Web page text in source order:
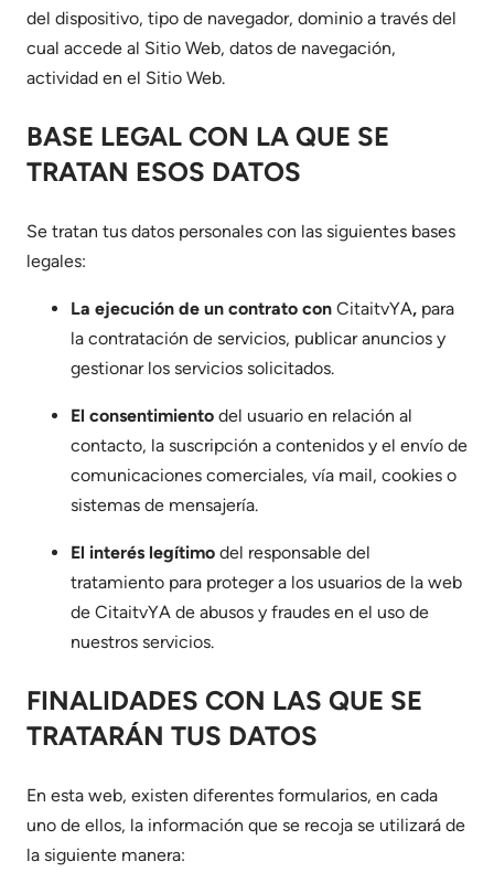
del dispositivo, tipo de navegador, dominio a través del
cual accede al Sitio Web, datos de navegación,
actividad en el Sitio Web.
BASE LEGAL CON LA QUE SE
TRATAN ESOS DATOS
Se tratan tus datos personales con las siguientes bases
legales:
La ejecución de un contrato con CitaitvYA, para
la contratación de servicios, publicar anuncios y
gestionar los servicios solicitados.
El consentimiento del usuario en relación al
contacto, la suscripción a contenidos y el envío de
comunicaciones comerciales, vía mail, cookies o
sistemas de mensajería.
El interés legítimo del responsable del
tratamiento para proteger a los usuarios de la web
de CitaitvYA de abusos y fraudes en el uso de
nuestros servicios.
FINALIDADES CON LAS QUE SE
TRATARÁN TUS DATOS
En esta web, existen diferentes formularios, en cada
uno de ellos, la información que se recoja se utilizará de
la siguiente manera: